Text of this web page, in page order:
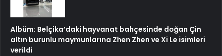
Albüm: Belçika’daki hayvanat bahçesinde doğan Çin
altın burunlu maymunlarına Zhen Zhen ve Xi Le isimleri
verildi